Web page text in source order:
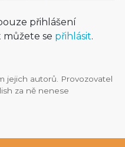
přihlášení
se přihlásit.
jejich autorů. Provozovatel
za ně nenese